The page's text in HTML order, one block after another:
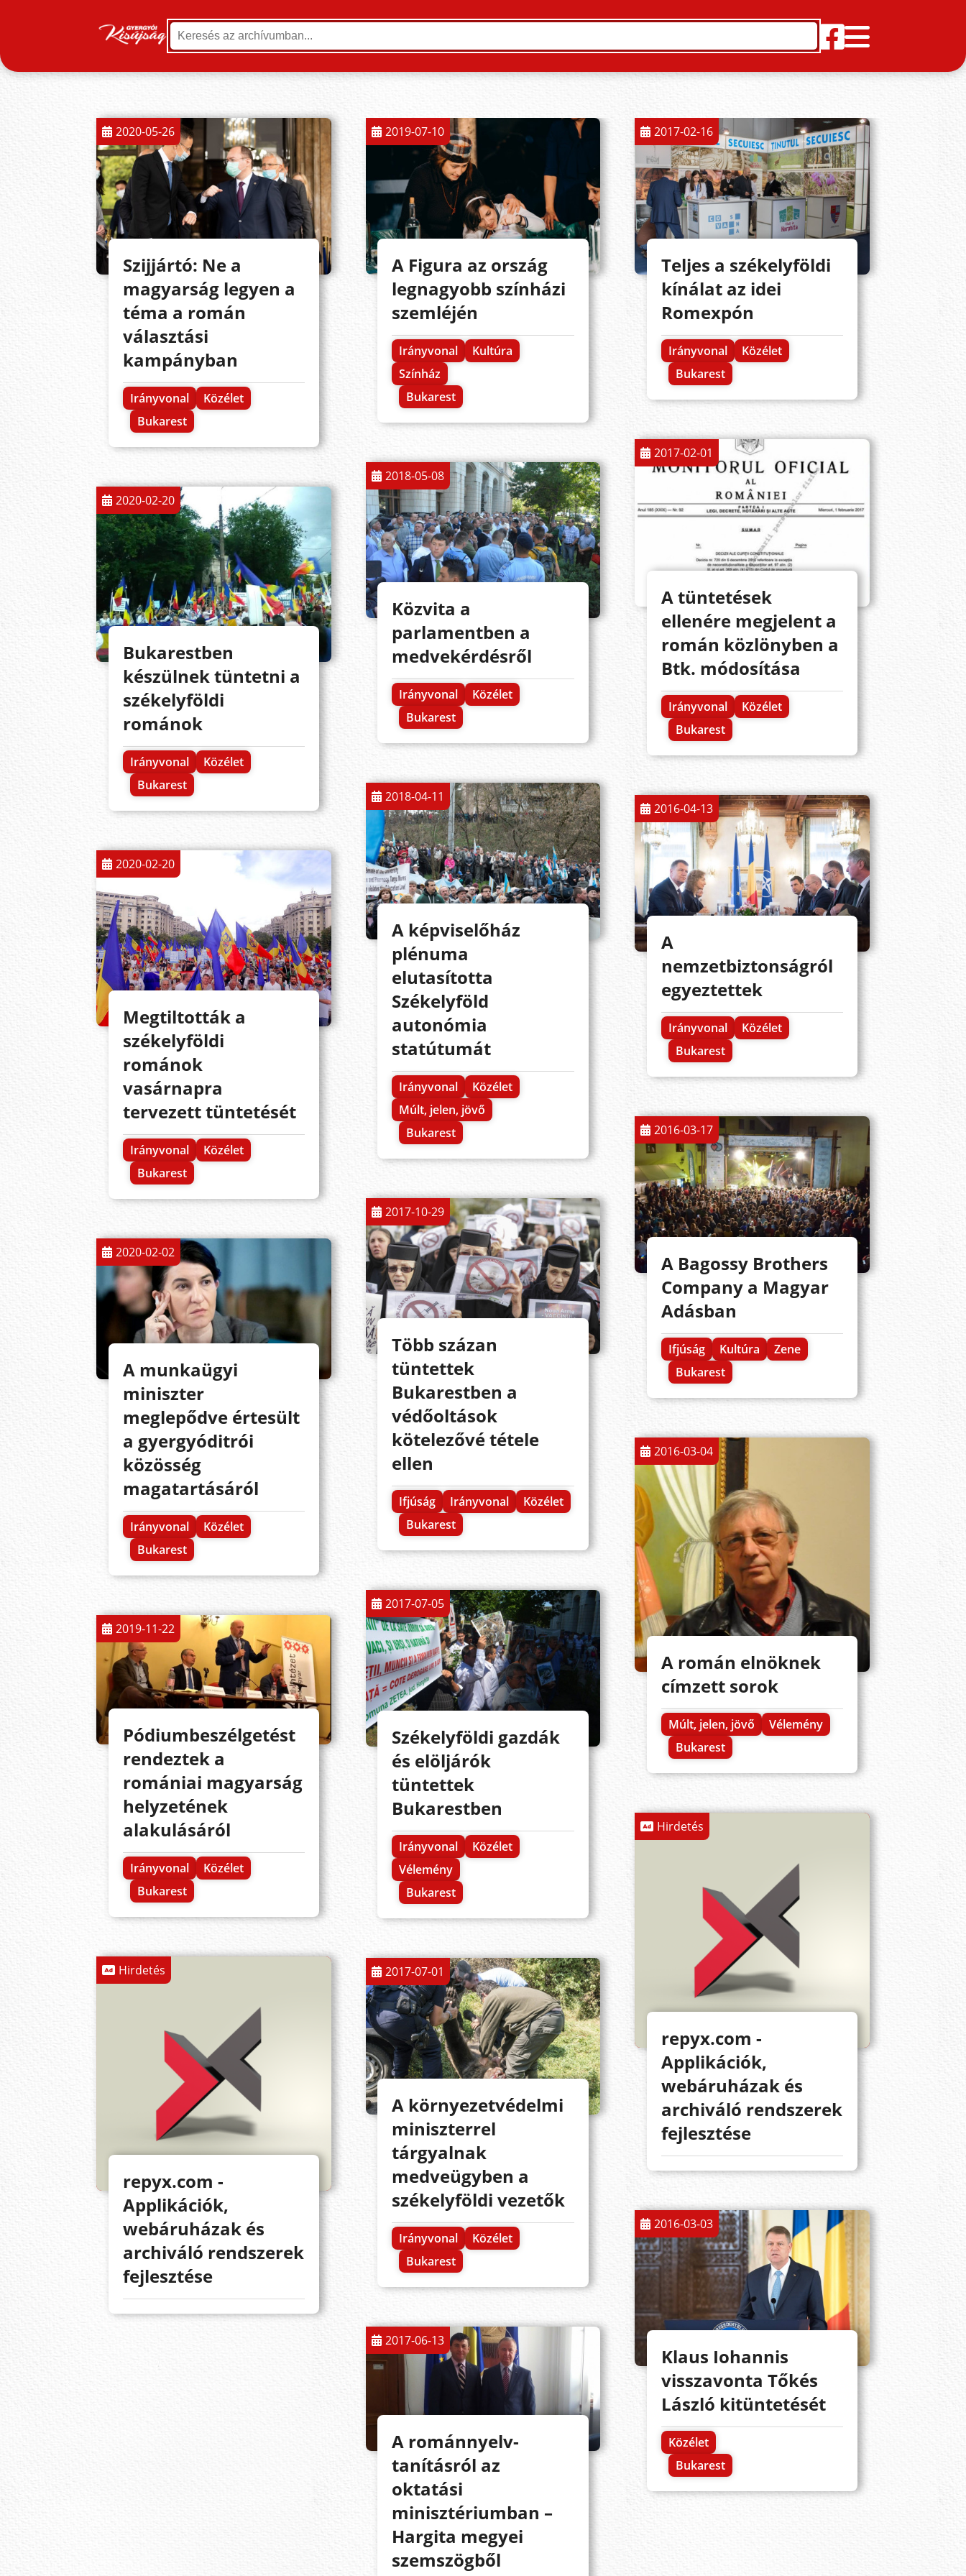
2020-05-26
Szijjártó: Ne a
magyarság legyen a
téma a román
választási
kampányban
Irányvonal
Közélet
Bukarest
2020-02-20
Bukarestben
készülnek tüntetni a
székelyföldi
románok
Irányvonal
Közélet
Bukarest
2020-02-20
Megtiltották a
székelyföldi
románok
vasárnapra
tervezett tüntetését
Irányvonal
Közélet
Bukarest
2020-02-02
A munkaügyi
miniszter
meglepődve értesült
a gyergyóditrói
közösség
magatartásáról
Irányvonal
Közélet
Bukarest
2019-11-22
Pódiumbeszélgetést
rendeztek a
romániai magyarság
helyzetének
alakulásáról
Irányvonal
Közélet
Bukarest
Hirdetés
repyx.com -
Applikációk,
webáruházak és
archiváló rendszerek
fejlesztése
2019-07-10
A Figura az ország
legnagyobb színházi
szemléjén
Irányvonal
Kultúra
Színház
Bukarest
2018-05-08
Közvita a
parlamentben a
medvekérdésről
Irányvonal
Közélet
Bukarest
2018-04-11
A képviselőház
plénuma
elutasította
Székelyföld
autonómia
statútumát
Irányvonal
Közélet
Múlt, jelen, jövő
Bukarest
2017-10-29
Több százan
tüntettek
Bukarestben a
védőoltások
kötelezővé tétele
ellen
Ifjúság Irányvonal
Közélet
Bukarest
2017-07-05
Székelyföldi gazdák
és elöljárók
tüntettek
Bukarestben
Irányvonal
Közélet
Vélemény
Bukarest
2017-07-01
A környezetvédelmi
miniszterrel
tárgyalnak
medveügyben a
székelyföldi vezetők
Irányvonal
Közélet
Bukarest
2017-06-13
A románnyelv-
tanításról az
oktatási
minisztériumban –
Hargita megyei
szemszögből
2017-02-16
Teljes a székelyföldi
kínálat az idei
Romexpón
Irányvonal
Közélet
Bukarest
2017-02-01
A tüntetések
ellenére megjelent a
román közlönyben a
Btk. módosítása
Irányvonal
Közélet
Bukarest
2016-04-13
A
nemzetbiztonságról
egyeztettek
Irányvonal
Közélet
Bukarest
2016-03-17
A Bagossy Brothers
Company a Magyar
Adásban
Ifjúság Kultúra
Zene
Bukarest
2016-03-04
A román elnöknek
címzett sorok
Múlt, jelen, jövő
Vélemény
Bukarest
Hirdetés
repyx.com -
Applikációk,
webáruházak és
archiváló rendszerek
fejlesztése
2016-03-03
Klaus Iohannis
visszavonta Tőkés
László kitüntetését
Közélet
Bukarest